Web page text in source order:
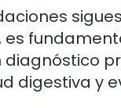
diagnóstico
digestiva y